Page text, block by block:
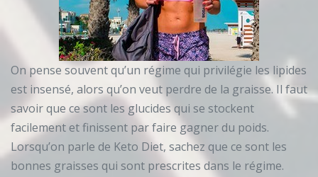
On pense souvent qu’un régime qui privilégie les lipides
est insensé, alors qu’on veut perdre de la graisse. Il faut
savoir que ce sont les glucides qui se stockent
facilement et finissent par faire gagner du poids.
Lorsqu’on parle de Keto Diet, sachez que ce sont les
bonnes graisses qui sont prescrites dans le régime.